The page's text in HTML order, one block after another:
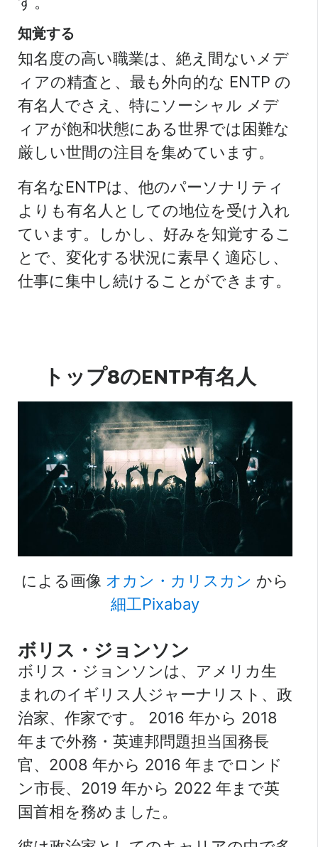
知覚する
知名度の高い職業は、絶え間ないメデ
ィアの精査と、最も外向的な ENTP の
有名人でさえ、特にソーシャル メデ
ィアが飽和状態にある世界では困難な
厳しい世間の注目を集めています。
有名なENTPは、他のパーソナリティ
よりも有名人としての地位を受け入れ
ています。しかし、好みを知覚するこ
とで、変化する状況に素早く適応し、
仕事に集中し続けることができます。
トップ8のENTP有名人
による画像 オカン・カリスカン から
細工Pixabay
ボリス・ジョンソン
ボリス・ジョンソンは、アメリカ生
まれのイギリス人ジャーナリスト、政
治家、作家です。
2016 年から 2018
年まで外務・英連邦問題担当国務長
官、2008 年から 2016 年までロンド
ン市長、2019 年から 2022 年まで英
国首相を務めました。